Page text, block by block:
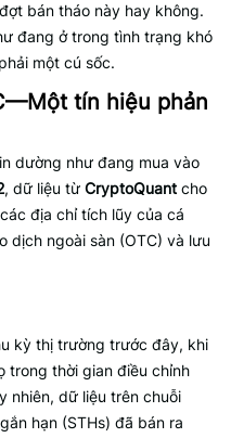
bán tháo này hay không.
đang ở trong tình trạng khó
một cú sốc.
tín hiệu phản
dường như đang mua vào
, dữ liệu từ CryptoQuant cho
địa chỉ tích lũy của cá
dịch ngoài sàn (OTC) và lưu
kỳ thị trường trước đây, khi
trong thời gian điều chỉnh
nhiên, dữ liệu trên chuỗi
hạn (STHs) đã bán ra